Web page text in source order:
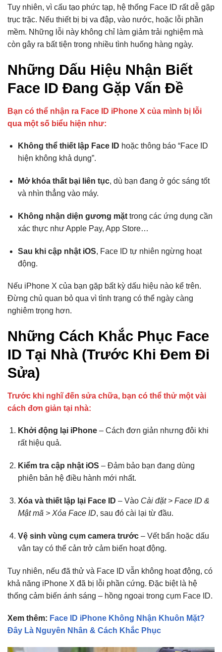
Tuy nhiên, vì cấu tạo phức tạp, hệ thống Face ID rất dễ gặp
trục trặc. Nếu thiết bị bị va đập, vào nước, hoặc lỗi phần
mềm. Những lỗi này không chỉ làm giảm trải nghiệm mà
còn gây ra bất tiện trong nhiều tình huống hàng ngày.
Những Dấu Hiệu Nhận Biết
Face ID Đang Gặp Vấn Đề
Bạn có thể nhận ra Face ID iPhone X của mình bị lỗi
qua một số biểu hiện như:
Không thể thiết lập Face ID hoặc thông báo “Face ID
hiện không khả dụng”.
Mở khóa thất bại liên tục, dù bạn đang ở góc sáng tốt
và nhìn thẳng vào máy.
Không nhận diện gương mặttrong các ứng dụng cần
xác thực như Apple Pay, App Store…
Sau khi cập nhật iOS, Face ID tự nhiên ngừng hoạt
động.
Nếu iPhone X của bạn gặp bất kỳ dấu hiệu nào kể trên.
Đừng chủ quan bỏ qua vì tình trạng có thể ngày càng
nghiêm trọng hơn.
Những Cách Khắc Phục Face
ID Tại Nhà (Trước Khi Đem Đi
Sửa)
Trước khi nghĩ đến sửa chữa, bạn có thể thử một vài
cách đơn giản tại nhà:
Khởi động lại iPhone– Cách đơn giản nhưng đôi khi
rất hiệu quả.
Kiểm tra cập nhật iOS – Đảm bảo bạn đang dùng
phiên bản hệ điều hành mới nhất.
Xóa và thiết lập lại Face ID – Vào Cài đặt > Face ID &
Mật mã > Xóa Face ID, sau đó cài lại từ đầu.
Vệ sinh vùng cụm camera trước– Vết bẩn hoặc dấu
vân tay có thể cản trở cảm biến hoạt động.
Tuy nhiên, nếu đã thử và Face ID vẫn không hoạt động, có
khả năng iPhone X đã bị lỗi phần cứng. Đặc biệt là hệ
thống cảm biến ánh sáng – hồng ngoại trong cụm Face ID.
Xem thêm: Face ID iPhone Không Nhận Khuôn Mặt?
Đây Là Nguyên Nhân & Cách Khắc Phục